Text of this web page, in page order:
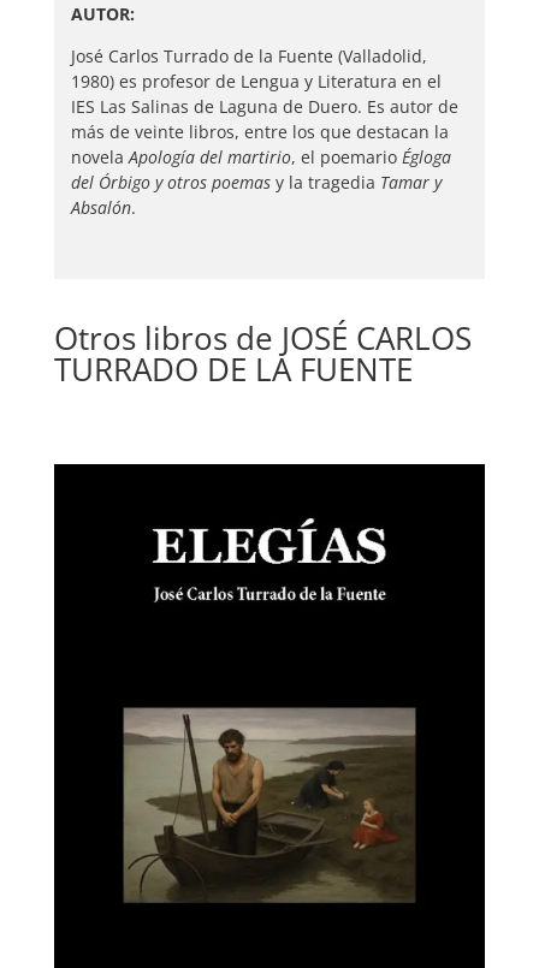
AUTOR:
José Carlos Turrado de la Fuente (Valladolid,
1980) es profesor de Lengua y Literatura en el
IES Las Salinas de Laguna de Duero. Es autor de
más de veinte libros, entre los que destacan la
novelaApología del martirio, el poemario Égloga
del Órbigo y otros poemasy la tragedia Tamar y
Absalón.
Otros libros de JOSÉ CARLOS
TURRADO DE LA FUENTE